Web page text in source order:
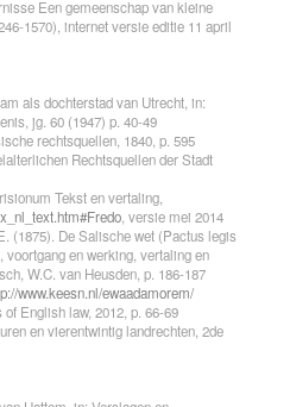
Een gemeenschap van kleine
1570), internet versie editie 11 april
als dochterstad van Utrecht, in:
jg. 60 (1947) p. 40-49
rechtsquellen, 1840, p. 595
Rechtsquellen der Stadt
Tekst en vertaling,
, versie mei 2014
(1875). De Salische wet (Pactus legis
voortgang en werking, vertaling en
W.C. van Heusden, p. 186-187
www.keesn.nl/ewaadamorem/
English law, 2012, p. 66-69
en vierentwintig landrechten, 2de